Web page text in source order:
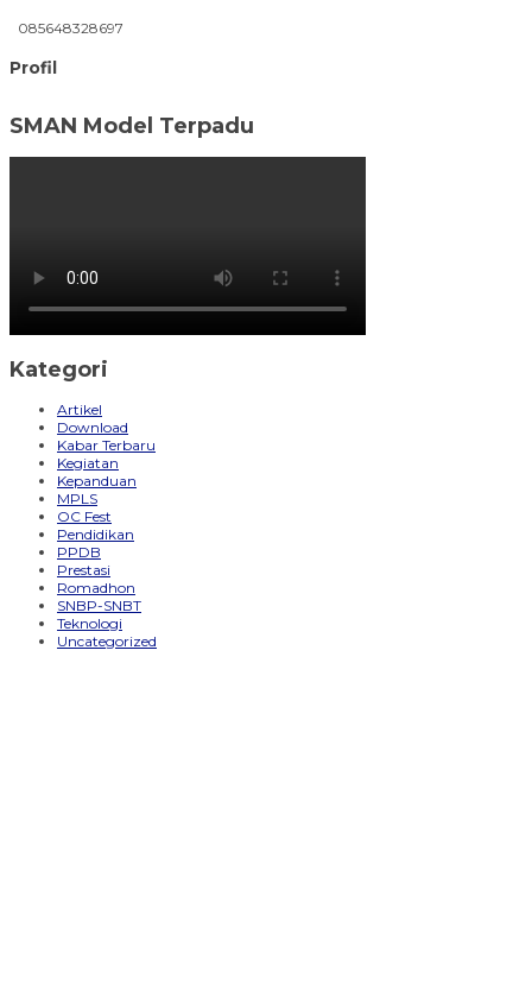
085648328697
Profil
SMAN Model Terpadu
Kategori
Artikel
Download
Kabar Terbaru
Kegiatan
Kepanduan
MPLS
OC Fest
Pendidikan
PPDB
Prestasi
Romadhon
SNBP-SNBT
Teknologi
Uncategorized